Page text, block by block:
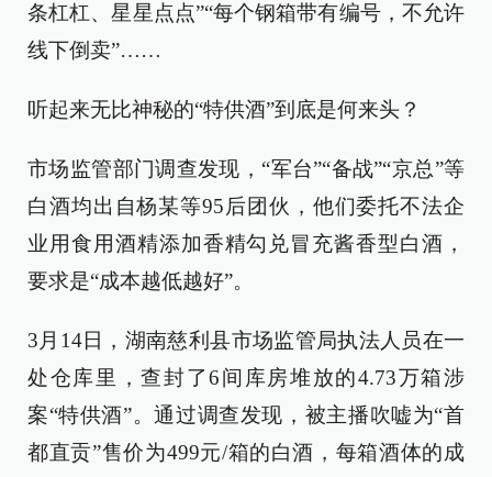
条杠杠、星星点点”“每个钢箱带有编号，不允许
线下倒卖”……
听起来无比神秘的“特供酒”到底是何来头？
市场监管部门调查发现，“军台”“备战”“京总”等
白酒均出自杨某等95后团伙，他们委托不法企
业用食用酒精添加香精勾兑冒充酱香型白酒，
要求是“成本越低越好”。
3月14日，湖南慈利县市场监管局执法人员在一
处仓库里，查封了6间库房堆放的4.73万箱涉
案“特供酒”。通过调查发现，被主播吹嘘为“首
都直贡”售价为499元/箱的白酒，每箱酒体的成